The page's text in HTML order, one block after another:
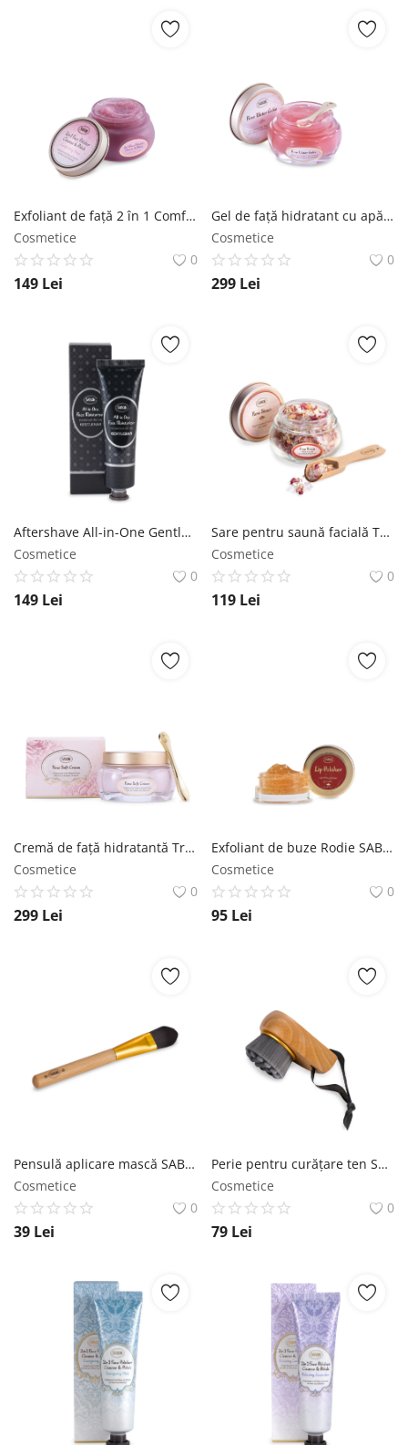
Exfoliant de faţă 2 în 1 Comforting Rose SABON
Cosmetice
0
149 Lei
Gel de față hidratant cu apă de trandafiri SABON
Cosmetice
0
299 Lei
Aftershave All-in-One Gentleman SABON
Cosmetice
0
149 Lei
Sare pentru saună facială Trandafir de Damasc SABON
Cosmetice
0
119 Lei
Cremă de faţă hidratantă Trandafir de Damasc SABON
Cosmetice
0
299 Lei
Exfoliant de buze Rodie SABON
Cosmetice
0
95 Lei
Pensulă aplicare mască SABON
Cosmetice
0
39 Lei
Perie pentru curăţare ten SABON
Cosmetice
0
79 Lei